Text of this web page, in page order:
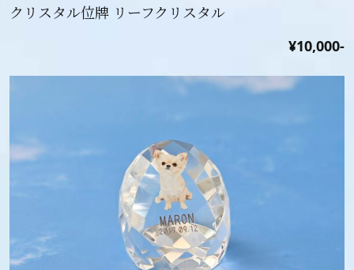
クリスタル位牌 リーフクリスタル
¥10,000-